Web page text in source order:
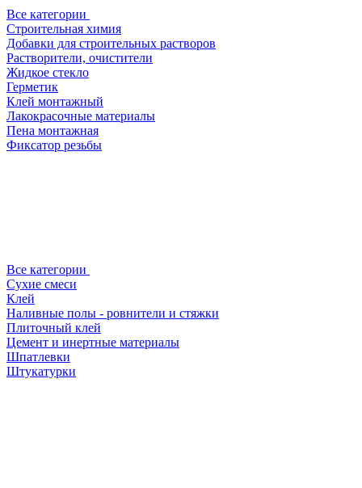
Все категории
Строительная химия
Добавки для строительных растворов
Растворители, очистители
Жидкое стекло
Герметик
Клей монтажный
Лакокрасочные материалы
Пена монтажная
Фиксатор резьбы
Все категории
Сухие смеси
Клей
Наливные полы - ровнители и стяжки
Плиточный клей
Цемент и инертные материалы
Шпатлевки
Штукатурки